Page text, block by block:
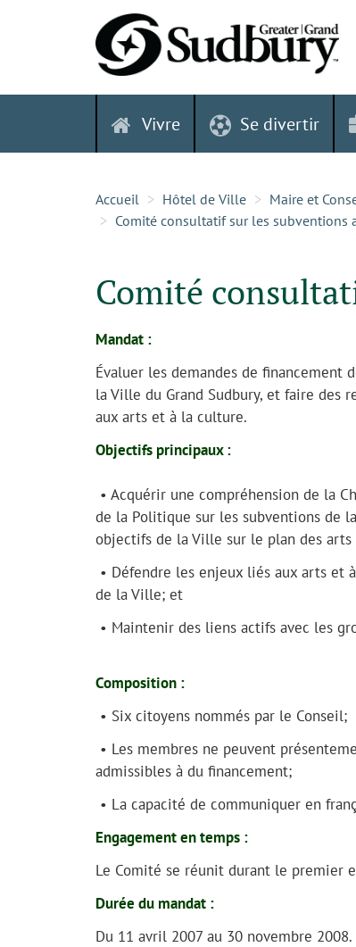
Vivre Se divertir
Accueil Hôtel de Ville Maire et
Comité consultatif sur les subventions
Comité
Mandat :
Évaluer les demandes de financement
la Ville du Grand Sudbury, et faire des
aux arts et à la culture.
Objectifs principaux :
• Acquérir une compréhension de la
de la Politique sur les subventions de
objectifs de la Ville sur le plan des
• Défendre les enjeux liés aux arts et
de la Ville; et
• Maintenir des liens actifs avec les
Composition :
• Six citoyens nommés par le Conseil;
• Les membres ne peuvent
admissibles à du financement;
• La capacité de communiquer en
Engagement en temps :
Le Comité se réunit durant le premier
Durée du mandat :
Du 11 avril 2007 au 30 novembre 2008.